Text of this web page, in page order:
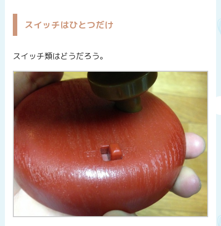
スイッチはひとつだけ
スイッチ類はどうだろう。